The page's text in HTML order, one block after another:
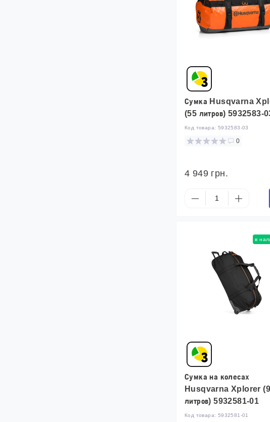
Сумка Husqvarna
(55 литров) 5932583-
Код товара: 5932583-03
0
4 949 грн.
в
Сумка на колесах
Husqvarna Xplorer
литров) 5932581-01
Код товара: 5932581-01